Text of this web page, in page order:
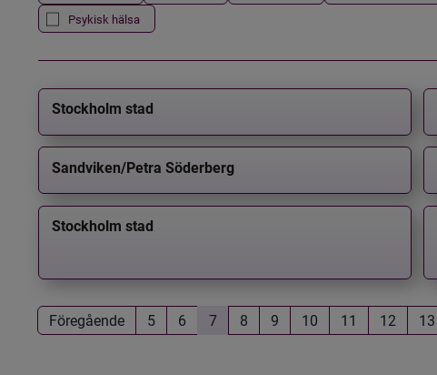
Psykisk hälsa
Stockholm stad
Sandviken/Petra Söderberg
Stockholm stad
Föregående 5 6 7 8 9 10 11 12 13